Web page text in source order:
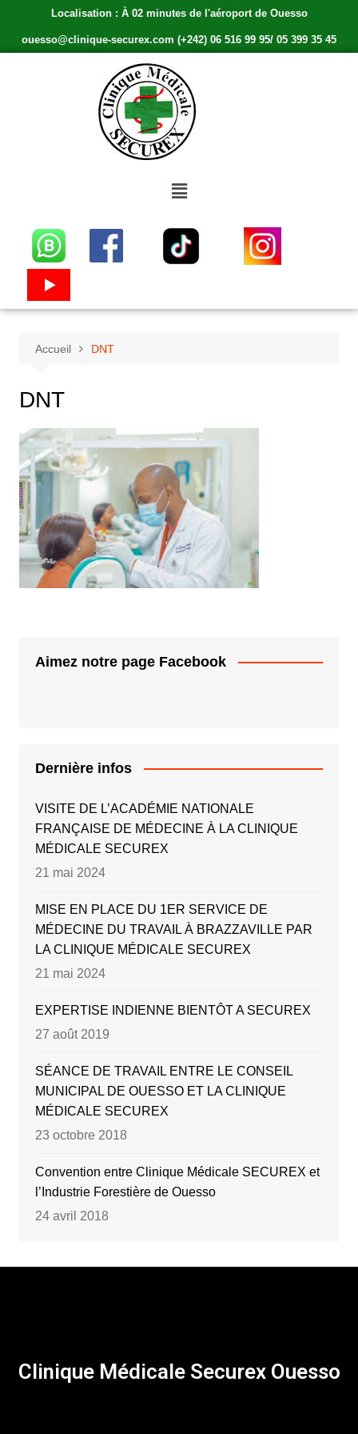
Localisation : À 02 minutes de l'aéroport de Ouesso
ouesso@clinique-securex.com (+242) 06 516 99 95/ 05 399 35 45
Accueil DNT
DNT
Aimez notre page Facebook
Dernière infos
VISITE DE L’ACADÉMIE NATIONALE
FRANÇAISE DE MÉDECINE À LA CLINIQUE
MÉDICALE SECUREX
21 mai 2024
MISE EN PLACE DU 1ER SERVICE DE
MÉDECINE DU TRAVAIL À BRAZZAVILLE PAR
LA CLINIQUE MÉDICALE SECUREX
21 mai 2024
EXPERTISE INDIENNE BIENTÔT A SECUREX
27 août 2019
SÉANCE DE TRAVAIL ENTRE LE CONSEIL
MUNICIPAL DE OUESSO ET LA CLINIQUE
MÉDICALE SECUREX
23 octobre 2018
Convention entre Clinique Médicale SECUREX et
l’Industrie Forestière de Ouesso
24 avril 2018
Clinique Médicale Securex Ouesso